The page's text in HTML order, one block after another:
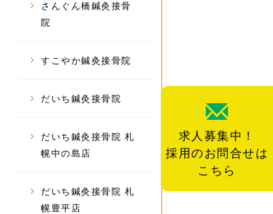
求人募集中！
採用のお問合せは
こちら
さんぐん橋鍼灸接骨
院
すこやか鍼灸接骨院
だいち鍼灸接骨院
だいち鍼灸接骨院 札
幌中の島店
だいち鍼灸接骨院 札
幌豊平店